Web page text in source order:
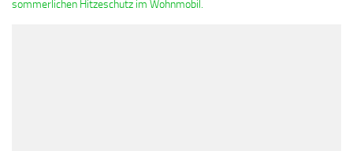
sommerlichen Hitzeschutz im Wohnmobil.